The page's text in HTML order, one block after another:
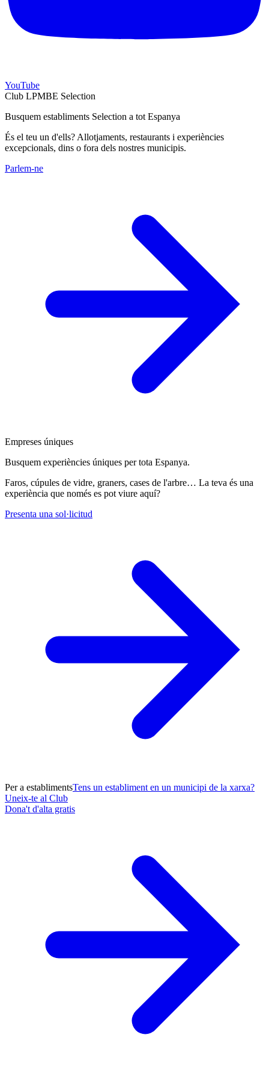
YouTube
Club LPMBE Selection
Busquem establiments Selection a tot Espanya
És el teu un d'ells? Allotjaments, restaurants i experiències
excepcionals, dins o fora dels nostres municipis.
Parlem-ne
Empreses úniques
Busquem experiències úniques per tota Espanya.
Faros, cúpules de vidre, graners, cases de l'arbre… La teva és una
experiència que només es pot viure aquí?
Presenta una sol·licitud
Per a establimentsTens un establiment en un municipi de la xarxa?
Uneix-te al Club
Dona't d'alta gratis